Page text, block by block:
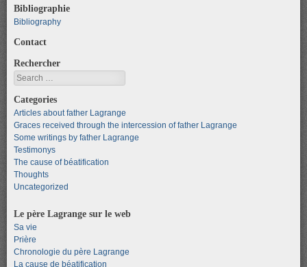
Bibliographie
Bibliography
Contact
Rechercher
Search
Categories
Articles about father Lagrange
Graces received through the intercession of father Lagrange
Some writings by father Lagrange
Testimonys
The cause of béatification
Thoughts
Uncategorized
Le père Lagrange sur le web
Sa vie
Prière
Chronologie du père Lagrange
La cause de béatification